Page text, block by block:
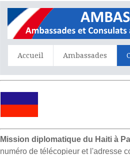
Accueil Ambassades
Mission diplomatique du Haiti à
numéro de télécopieur et l'adresse